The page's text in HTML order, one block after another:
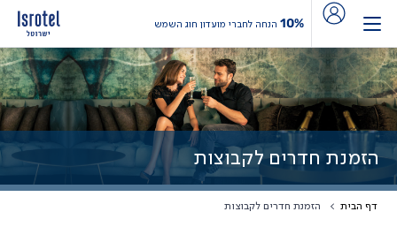
10% הנחה לחברי מועדון חוג השמש
הזמנת חדרים לקבוצות
דף הבית הזמנת חדרים לקבוצות